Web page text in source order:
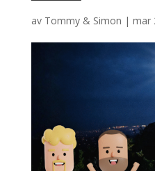
av Tommy & Simon | mar